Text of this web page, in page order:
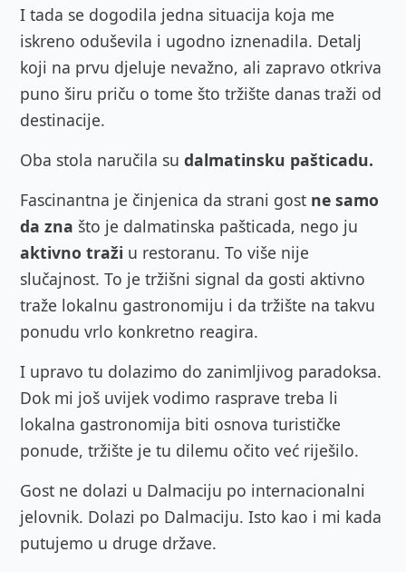
I tada se dogodila jedna situacija koja me
iskreno oduševila i ugodno iznenadila. Detalj
koji na prvu djeluje nevažno, ali zapravo otkriva
puno širu priču o tome što tržište danas traži od
destinacije.
Oba stola naručila su dalmatinsku pašticadu.
Fascinantna je činjenica da strani gost ne samo
da zna što je dalmatinska pašticada, nego ju
aktivno traži u restoranu. To više nije
slučajnost. To je tržišni signal da gosti aktivno
traže lokalnu gastronomiju i da tržište na takvu
ponudu vrlo konkretno reagira.
I upravo tu dolazimo do zanimljivog paradoksa.
Dok mi još uvijek vodimo rasprave treba li
lokalna gastronomija biti osnova turističke
ponude, tržište je tu dilemu očito već riješilo.
Gost ne dolazi u Dalmaciju po internacionalni
jelovnik. Dolazi po Dalmaciju. Isto kao i mi kada
putujemo u druge države.